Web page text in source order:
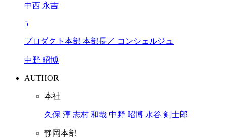
中西 永吉
5
プロダクト本部 本部長／ コンシェルジュ
中野 昭博
AUTHOR
本社
久保 淳 志村 和哉 中野 昭博 水谷 剣士郎
静岡本部